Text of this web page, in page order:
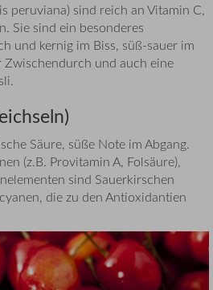
peruviana) sind reich an Vitamin C,
Sie sind ein besonderes
und kernig im Biss, süß-sauer im
Zwischendurch und auch eine
Säure, süße Note im Abgang.
(z.B. Provitamin A, Folsäure),
sind Sauerkirschen
die zu den Antioxidantien